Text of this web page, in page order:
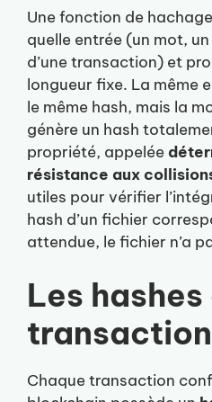
Une fonction de
quelle entrée (un mot,
d’une transaction) et
longueur fixe. La même
le même hash, mais la
génère un hash
propriété, appelée
résistance aux
utiles pour vérifier
hash d’un fichier
attendue, le fichier n’a
Les hashes
Chaque transaction